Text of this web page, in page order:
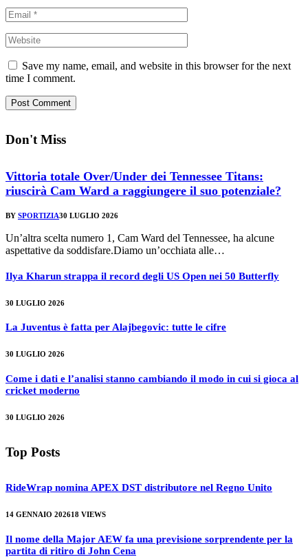
Save my name, email, and website in this browser for the next
time I comment.
Don't Miss
Vittoria totale Over/Under dei Tennessee Titans:
riuscirà Cam Ward a raggiungere il suo potenziale?
BY SPORTIZIA30 LUGLIO 2026
Un’altra scelta numero 1, Cam Ward del Tennessee, ha alcune
aspettative da soddisfare.Diamo un’occhiata alle…
Ilya Kharun strappa il record degli US Open nei 50 Butterfly
30 LUGLIO 2026
La Juventus è fatta per Alajbegovic: tutte le cifre
30 LUGLIO 2026
Come i dati e l’analisi stanno cambiando il modo in cui si gioca al
cricket moderno
30 LUGLIO 2026
Top Posts
RideWrap nomina APEX DST distributore nel Regno Unito
14 GENNAIO 202618 VIEWS
Il nome della Major AEW fa una previsione sorprendente per la
partita di ritiro di John Cena